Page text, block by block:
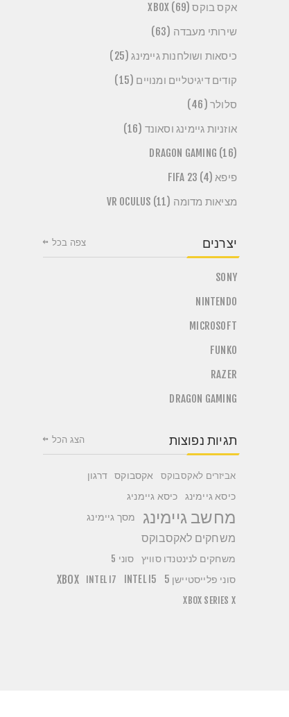
אקס בוקס XBOX (69)
שירותי מעבדה (63)
כיסאות ושולחנות גיימינג (25)
קודים דיגיטליים ומנויים (15)
סלולר (46)
אוזניות גיימינג וסאונד (16)
DRAGON GAMING (16)
פיפא FIFA 23 (4)
מציאות מדומה VR OCULUS (11)
יצרנים
SONY
NINTENDO
MICROSOFT
FUNKO
RAZER
DRAGON GAMING
צפה בכל
תגיות נפוצות
אביזרים לאקסבוקס אקסבוקס
דרגון
כיסא גיימינג
כיסא גיימניג
מחשב גיימינג מסך גיימינג
משחקים לאקסבוקס
משחקים לנינטנדו סוויץ סוני 5
סוני פלייסטיישן 5 INTEL I5
INTEL I7
XBOX
XBOX SERIES X
הצג הכל